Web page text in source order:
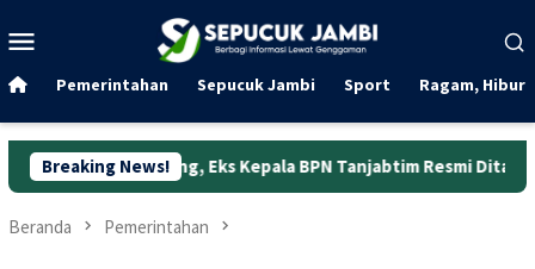
ke
Mobile
Pemerintahan Sepucuk Jambi Sport Ragam,
Breaking News!
Eks Kepala BPN Tanjabtim Resmi Ditahan Dunia
Beranda Pemerintahan